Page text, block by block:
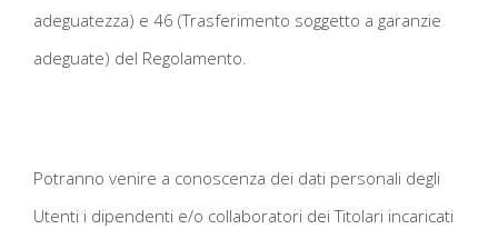
adeguatezza) e 46 (Trasferimento soggetto a garanzie
adeguate) del Regolamento.
Potranno venire a conoscenza dei dati personali degli
Utenti i dipendenti e/o collaboratori dei Titolari incaricati